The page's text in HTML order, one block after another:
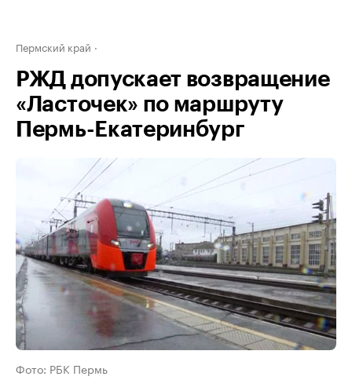
Пермский край
РЖД допускает возвращение
«Ласточек» по маршруту
Пермь-Екатеринбург
Фото: РБК Пермь